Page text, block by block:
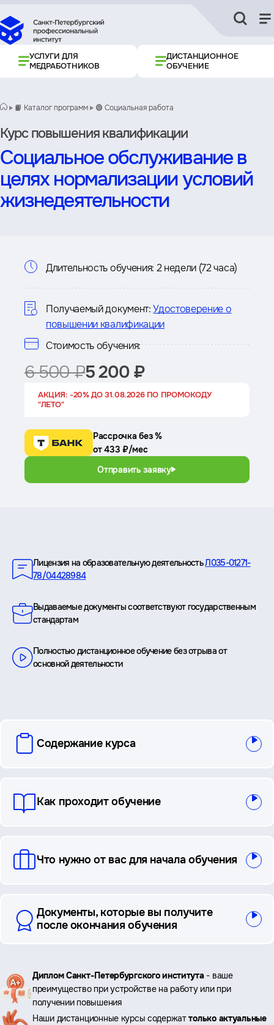
УСЛУГИ ДЛЯ
МЕДРАБОТНИКОВ
ДИСТАНЦИОННОЕ
ОБУЧЕНИЕ
📙 Каталог программ 🟢 Социальная работа
Курс повышения квалификации
Социальное обслуживание в
целях нормализации условий
жизнедеятельности
Информация
о
курсе
Длительность обучения: 2 недели (72 часа)
Получаемый документ: Удостоверение о
повышении квалификации
Стоимость обучения:
6 500 ₽5 200 ₽
АКЦИЯ: -20% ДО 31.08.2026 ПО ПРОМОКОДУ
"ЛЕТО"
Рассрочка без %
от 433 ₽/мес
Отправить заявку
Лицензия на образовательную деятельностьЛ035-01271-
78/04428984
Выдаваемые документы соответствуют государственным
стандартам
Полностью дистанционное обучение без отрыва от
основной деятельности
вопросы
Содержание курса
Как проходит обучение
Что нужно от вас для начала обучения
Документы, которые вы получите
после окончания обучения
Ключевые
преимущества
Диплом Санкт-Петербургского института- ваше
преимущество при устройстве на работу или при
получении повышения
Наши дистанционные курсы содержаттолько актуальные